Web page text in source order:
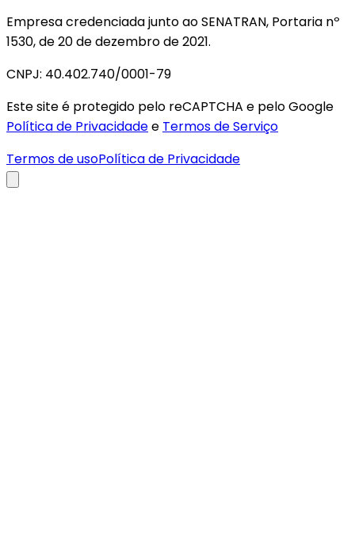
Empresa credenciada junto ao SENATRAN, Portaria nº
1530, de 20 de dezembro de 2021.
CNPJ: 40.402.740/0001-79
Este site é protegido pelo reCAPTCHA e pelo Google
Política de Privacidadee Termos de Serviço
Termos de usoPolítica de Privacidade